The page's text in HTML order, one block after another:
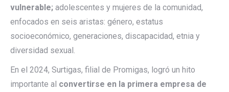
vulnerable; adolescentes y mujeres de la comunidad,
enfocados en seis aristas: género, estatus
socioeconómico, generaciones, discapacidad, etnia y
diversidad sexual.
En el 2024, Surtigas, filial de Promigas, logró un hito
importante al convertirse en la primera empresa de